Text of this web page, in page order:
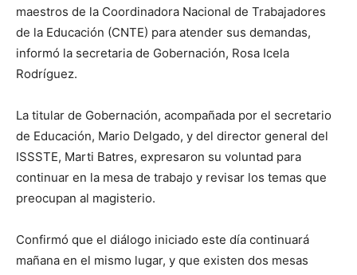
maestros de la Coordinadora Nacional de Trabajadores
de la Educación (CNTE) para atender sus demandas,
informó la secretaria de Gobernación, Rosa Icela
Rodríguez.
La titular de Gobernación, acompañada por el secretario
de Educación, Mario Delgado, y del director general del
ISSSTE, Marti Batres, expresaron su voluntad para
continuar en la mesa de trabajo y revisar los temas que
preocupan al magisterio.
Confirmó que el diálogo iniciado este día continuará
mañana en el mismo lugar, y que existen dos mesas